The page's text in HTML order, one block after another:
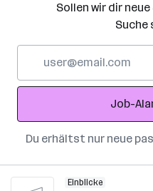
Sollen wir dir
Suche
Adresse
Job-
Du erhältst nur neue
Einblicke